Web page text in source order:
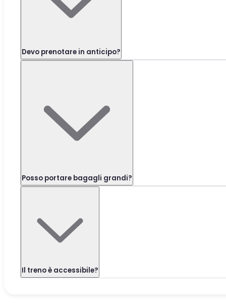
Devo prenotare in anticipo?
Posso portare bagagli grandi?
Il treno è accessibile?